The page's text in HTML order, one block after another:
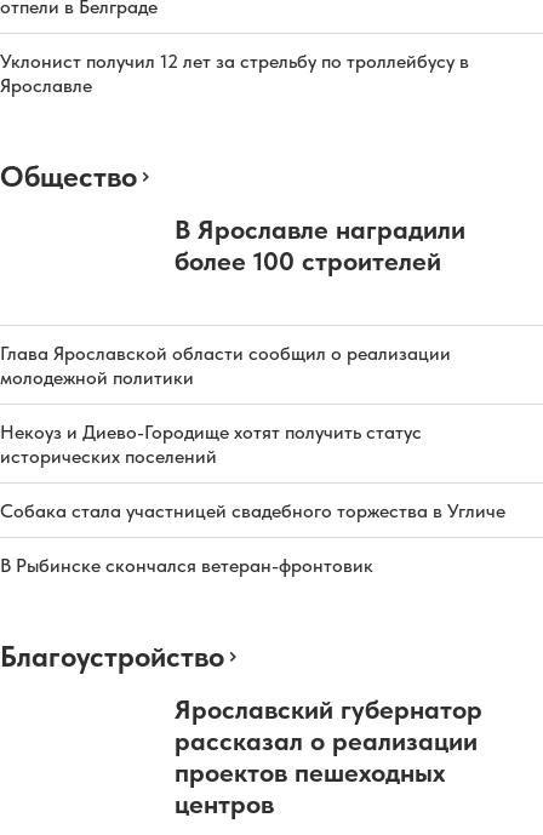
отпели в Белграде
Уклонист получил 12 лет за стрельбу по троллейбусу в
Ярославле
Общество
В Ярославле наградили
более 100 строителей
Глава Ярославской области сообщил о реализации
молодежной политики
Некоуз и Диево-Городище хотят получить статус
исторических поселений
Собака стала участницей свадебного торжества в Угличе
В Рыбинске скончался ветеран-фронтовик
Благоустройство
Ярославский губернатор
рассказал о реализации
проектов пешеходных
центров